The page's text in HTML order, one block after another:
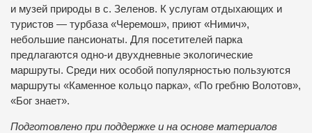
и музей природы в с. Зеленов. К услугам отдыхающих и
туристов — турбаза «Черемош», приют «Нимич»,
небольшие пансионаты. Для посетителей парка
предлагаются одно-и двухдневные экологические
маршруты. Среди них особой популярностью пользуются
маршруты «Каменное кольцо парка», «По гребню Волотов»,
«Бог знает».
Подготовлено при поддержке и на основе материалов